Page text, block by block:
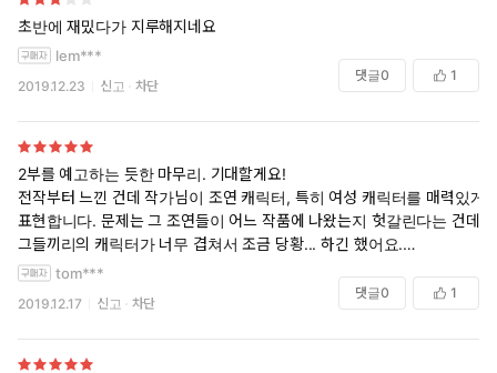
문란수 느낌? 그리고 둘이 언제부터 연애를 시작한거죠?ㅋㅋㅋ 공은 수
좋아하는거 알겠는데 수는 좋아한단 말도 없고 대뜸 씬 찍고 갑자기 나도
모르게 둘이 사귐..
스트가 되서 죽질않나 돈이던 알렉산드로가 아들이 되질않나... 죽은 밤볼
라가 엘리가 되질않나.. '이' '가' '의' 안 맞게 들어있고.. 읽다가 뭔말인지
몰라서 혼란 왔잖아요...
5. 마피아 얘긴데 딱히 무게감은 없어요 그냥 동네 양아치 느낌 ㅋㅋㅋ 여
기저기 마피아들이 종류별로 나오긴 하지만 입만 산 느낌..? 거기다 공은
역시 두목정도는 되야 섹시한것 같아요.. 공이 마피아 간부로 나오는데 맨
날 다쳐요... 간지 죽게... 이렇게 많이 다치는 공은 또 처음봐서 적응 안됐
어요 ㅋㅋㅋ 걍 표지의 공수는 없는걸로..
6. 뜬금없는 육아 부분은 별로였어요.. 공수 스타일에는 아이가 안 맞는
초반에 재밌다가 지루해지네요
lem***
2019.12.23 신고 차단
댓글0 1
2부를 예고하는 듯한 마무리. 기대할게요!
전작부터 느낀 건데 작가님이 조연 캐릭터, 특히 여성 캐릭터를 매력있게
표현합니다. 문제는 그 조연들이 어느 작품에 나왔는지 헛갈린다는 건데,
그들끼리의 캐릭터가 너무 겹쳐서 조금 당황... 하긴 했어요.
+외전
먼치킨이 따로 없다
tom***
2019.12.17 신고 차단
댓글0 1